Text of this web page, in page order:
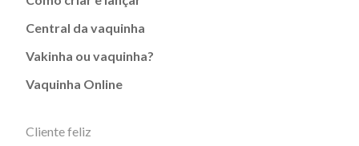
Central da vaquinha
Vakinha ou vaquinha?
Vaquinha Online
Cliente feliz